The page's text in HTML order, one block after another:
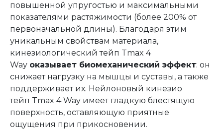
повышенной упругостью и максимальными
показателями растяжимости (более 200% от
первоначальной длины). Благодаря этим
уникальным свойствам материала,
кинезиологический тейп Tmax 4
Way оказывает биомеханический эффект: он
снижает нагрузку на мышцы и суставы, а также
поддерживает их. Нейлоновый кинезио
тейп Tmax 4 Way имеет гладкую блестящую
поверхность, оставляющую приятные
ощущения при прикосновении.